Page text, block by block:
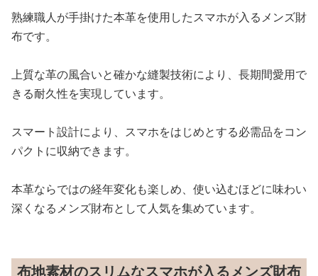
熟練職人が手掛けた本革を使用したスマホが入るメンズ財
布です。
上質な革の風合いと確かな縫製技術により、長期間愛用で
きる耐久性を実現しています。
スマート設計により、スマホをはじめとする必需品をコン
パクトに収納できます。
本革ならではの経年変化も楽しめ、使い込むほどに味わい
深くなるメンズ財布として人気を集めています。
布地素材のスリムなスマホが入るメンズ財布